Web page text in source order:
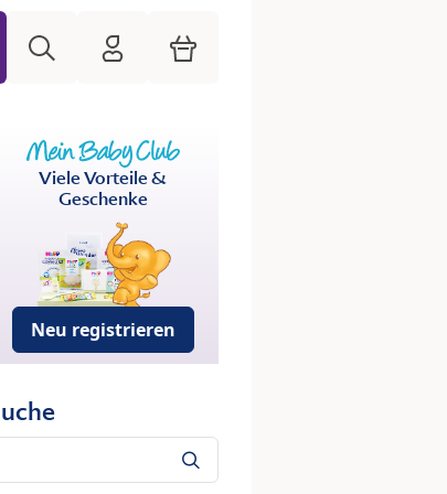
HiPP Mein Babyclub
Warenkorb
Viele Vorteile &
Geschenke
Neu registrieren